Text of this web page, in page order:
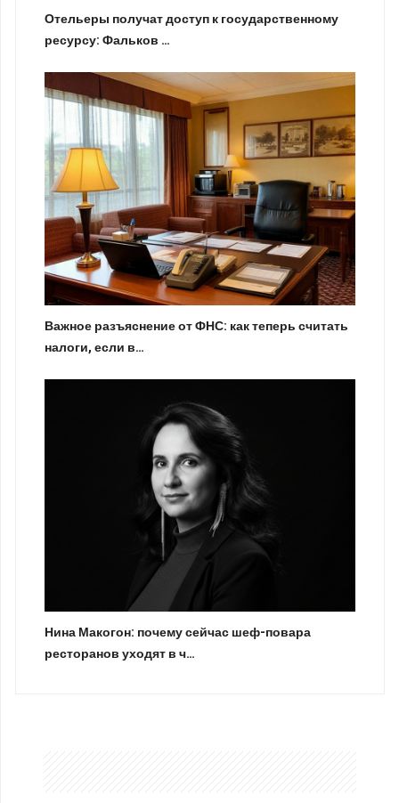
Отельеры получат доступ к государственному
ресурсу: Фальков …
Важное разъяснение от ФНС: как теперь считать
налоги, если в…
Нина Макогон: почему сейчас шеф-повара
ресторанов уходят в ч…